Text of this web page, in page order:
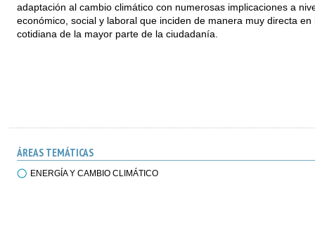
adaptación al cambio climático con numerosas implicaciones a
económico, social y laboral que inciden de manera muy directa en
cotidiana de la mayor parte de la ciudadanía.
ÁREAS TEMÁTICAS
ENERGÍA Y CAMBIO CLIMÁTICO